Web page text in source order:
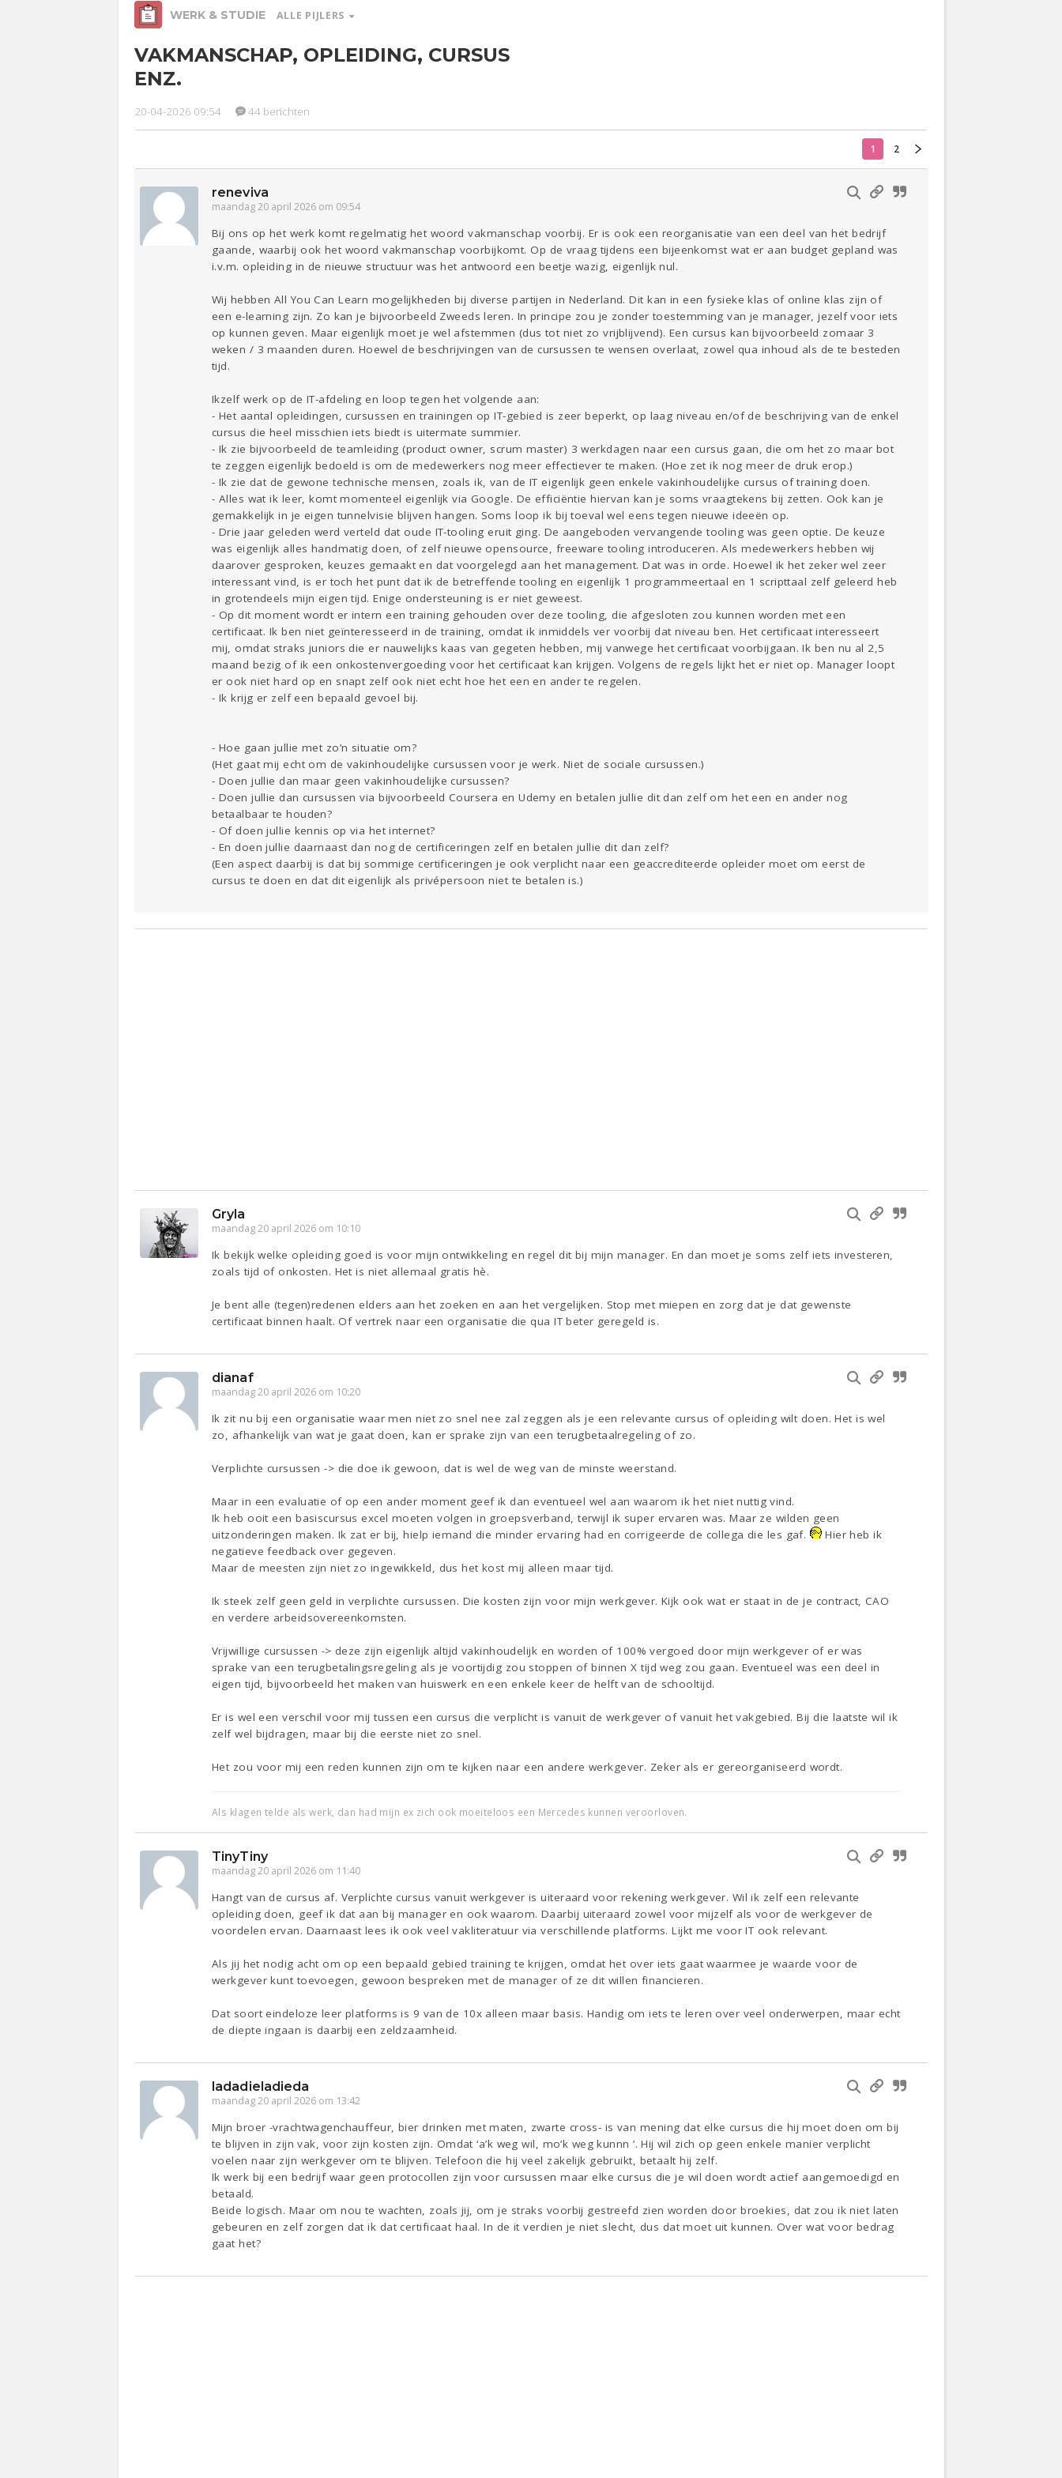
WERK & STUDIE ALLE PIJLERS
Werk &
Sport Contact Viva zoekt Aangeboden Gevraagd Horen Doen Zien Lezen
VAKMANSCHAP, OPLEIDING, CURSUS
ENZ.
20-04-2026 09:54 44 berichten
1 2
reneviva
maandag 20 april 2026 om 09:54
Bij ons op het werk komt regelmatig het woord vakmanschap voorbij. Er is ook een reorganisatie van een deel van het bedrijf
gaande, waarbij ook het woord vakmanschap voorbijkomt. Op de vraag tijdens een bijeenkomst wat er aan budget gepland was
i.v.m. opleiding in de nieuwe structuur was het antwoord een beetje wazig, eigenlijk nul.
Wij hebben All You Can Learn mogelijkheden bij diverse partijen in Nederland. Dit kan in een fysieke klas of online klas zijn of
een e-learning zijn. Zo kan je bijvoorbeeld Zweeds leren. In principe zou je zonder toestemming van je manager, jezelf voor iets
op kunnen geven. Maar eigenlijk moet je wel afstemmen (dus tot niet zo vrijblijvend). Een cursus kan bijvoorbeeld zomaar 3
weken / 3 maanden duren. Hoewel de beschrijvingen van de cursussen te wensen overlaat, zowel qua inhoud als de te besteden
tijd.
Ikzelf werk op de IT-afdeling en loop tegen het volgende aan:
- Het aantal opleidingen, cursussen en trainingen op IT-gebied is zeer beperkt, op laag niveau en/of de beschrijving van de enkel
cursus die heel misschien iets biedt is uitermate summier.
- Ik zie bijvoorbeeld de teamleiding (product owner, scrum master) 3 werkdagen naar een cursus gaan, die om het zo maar bot
te zeggen eigenlijk bedoeld is om de medewerkers nog meer effectiever te maken. (Hoe zet ik nog meer de druk erop.)
- Ik zie dat de gewone technische mensen, zoals ik, van de IT eigenlijk geen enkele vakinhoudelijke cursus of training doen.
- Alles wat ik leer, komt momenteel eigenlijk via Google. De efficiëntie hiervan kan je soms vraagtekens bij zetten. Ook kan je
gemakkelijk in je eigen tunnelvisie blijven hangen. Soms loop ik bij toeval wel eens tegen nieuwe ideeën op.
- Drie jaar geleden werd verteld dat oude IT-tooling eruit ging. De aangeboden vervangende tooling was geen optie. De keuze
was eigenlijk alles handmatig doen, of zelf nieuwe opensource, freeware tooling introduceren. Als medewerkers hebben wij
daarover gesproken, keuzes gemaakt en dat voorgelegd aan het management. Dat was in orde. Hoewel ik het zeker wel zeer
interessant vind, is er toch het punt dat ik de betreffende tooling en eigenlijk 1 programmeertaal en 1 scripttaal zelf geleerd heb
in grotendeels mijn eigen tijd. Enige ondersteuning is er niet geweest.
- Op dit moment wordt er intern een training gehouden over deze tooling, die afgesloten zou kunnen worden met een
certificaat. Ik ben niet geïnteresseerd in de training, omdat ik inmiddels ver voorbij dat niveau ben. Het certificaat interesseert
mij, omdat straks juniors die er nauwelijks kaas van gegeten hebben, mij vanwege het certificaat voorbijgaan. Ik ben nu al 2,5
maand bezig of ik een onkostenvergoeding voor het certificaat kan krijgen. Volgens de regels lijkt het er niet op. Manager loopt
er ook niet hard op en snapt zelf ook niet echt hoe het een en ander te regelen.
- Ik krijg er zelf een bepaald gevoel bij.
- Hoe gaan jullie met zo’n situatie om?
(Het gaat mij echt om de vakinhoudelijke cursussen voor je werk. Niet de sociale cursussen.)
- Doen jullie dan maar geen vakinhoudelijke cursussen?
- Doen jullie dan cursussen via bijvoorbeeld Coursera en Udemy en betalen jullie dit dan zelf om het een en ander nog
betaalbaar te houden?
- Of doen jullie kennis op via het internet?
- En doen jullie daarnaast dan nog de certificeringen zelf en betalen jullie dit dan zelf?
(Een aspect daarbij is dat bij sommige certificeringen je ook verplicht naar een geaccrediteerde opleider moet om eerst de
cursus te doen en dat dit eigenlijk als privépersoon niet te betalen is.)
Gryla
maandag 20 april 2026 om 10:10
Ik bekijk welke opleiding goed is voor mijn ontwikkeling en regel dit bij mijn manager. En dan moet je soms zelf iets investeren,
zoals tijd of onkosten. Het is niet allemaal gratis hè.
Je bent alle (tegen)redenen elders aan het zoeken en aan het vergelijken. Stop met miepen en zorg dat je dat gewenste
certificaat binnen haalt. Of vertrek naar een organisatie die qua IT beter geregeld is.
dianaf
maandag 20 april 2026 om 10:20
Ik zit nu bij een organisatie waar men niet zo snel nee zal zeggen als je een relevante cursus of opleiding wilt doen. Het is wel
zo, afhankelijk van wat je gaat doen, kan er sprake zijn van een terugbetaalregeling of zo.
Verplichte cursussen -> die doe ik gewoon, dat is wel de weg van de minste weerstand.
Maar in een evaluatie of op een ander moment geef ik dan eventueel wel aan waarom ik het niet nuttig vind.
Ik heb ooit een basiscursus excel moeten volgen in groepsverband, terwijl ik super ervaren was. Maar ze wilden geen
uitzonderingen maken. Ik zat er bij, hielp iemand die minder ervaring had en corrigeerde de collega die les gaf.
Hier heb ik
negatieve feedback over gegeven.
Maar de meesten zijn niet zo ingewikkeld, dus het kost mij alleen maar tijd.
Ik steek zelf geen geld in verplichte cursussen. Die kosten zijn voor mijn werkgever. Kijk ook wat er staat in de je contract, CAO
en verdere arbeidsovereenkomsten.
Vrijwillige cursussen -> deze zijn eigenlijk altijd vakinhoudelijk en worden of 100% vergoed door mijn werkgever of er was
sprake van een terugbetalingsregeling als je voortijdig zou stoppen of binnen X tijd weg zou gaan. Eventueel was een deel in
eigen tijd, bijvoorbeeld het maken van huiswerk en een enkele keer de helft van de schooltijd.
Er is wel een verschil voor mij tussen een cursus die verplicht is vanuit de werkgever of vanuit het vakgebied. Bij die laatste wil ik
zelf wel bijdragen, maar bij die eerste niet zo snel.
Het zou voor mij een reden kunnen zijn om te kijken naar een andere werkgever. Zeker als er gereorganiseerd wordt.
Als klagen telde als werk, dan had mijn ex zich ook moeiteloos een Mercedes kunnen veroorloven.
TinyTiny
maandag 20 april 2026 om 11:40
Hangt van de cursus af. Verplichte cursus vanuit werkgever is uiteraard voor rekening werkgever. Wil ik zelf een relevante
opleiding doen, geef ik dat aan bij manager en ook waarom. Daarbij uiteraard zowel voor mijzelf als voor de werkgever de
voordelen ervan. Daarnaast lees ik ook veel vakliteratuur via verschillende platforms. Lijkt me voor IT ook relevant.
Als jij het nodig acht om op een bepaald gebied training te krijgen, omdat het over iets gaat waarmee je waarde voor de
werkgever kunt toevoegen, gewoon bespreken met de manager of ze dit willen financieren.
Dat soort eindeloze leer platforms is 9 van de 10x alleen maar basis. Handig om iets te leren over veel onderwerpen, maar echt
de diepte ingaan is daarbij een zeldzaamheid.
ladadieladieda
maandag 20 april 2026 om 13:42
Mijn broer -vrachtwagenchauffeur, bier drinken met maten, zwarte cross- is van mening dat elke cursus die hij moet doen om bij
te blijven in zijn vak, voor zijn kosten zijn. Omdat ‘a’k weg wil, mo’k weg kunnn ’. Hij wil zich op geen enkele manier verplicht
voelen naar zijn werkgever om te blijven. Telefoon die hij veel zakelijk gebruikt, betaalt hij zelf.
Ik werk bij een bedrijf waar geen protocollen zijn voor cursussen maar elke cursus die je wil doen wordt actief aangemoedigd en
betaald.
Beide logisch. Maar om nou te wachten, zoals jij, om je straks voorbij gestreefd zien worden door broekies, dat zou ik niet laten
gebeuren en zelf zorgen dat ik dat certificaat haal. In de it verdien je niet slecht, dus dat moet uit kunnen. Over wat voor bedrag
gaat het?